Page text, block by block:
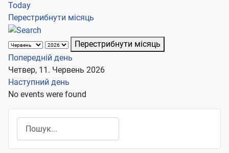
Today
Перестрибнути місяць
Перестрибнути місяць
Попередній день
Четвер, 11. Червень 2026
Наступний день
No events were found